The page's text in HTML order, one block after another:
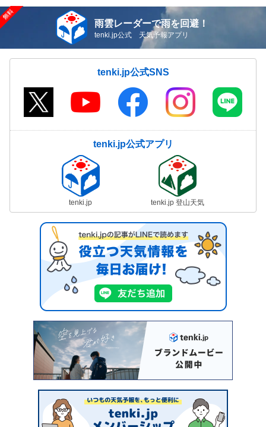
雨雲レーダーで雨を回避！
tenki.jp公式 天気予報アプリ
tenki.jp公式SNS
tenki.jp公式アプリ
tenki.jp tenki.jp 登山天気